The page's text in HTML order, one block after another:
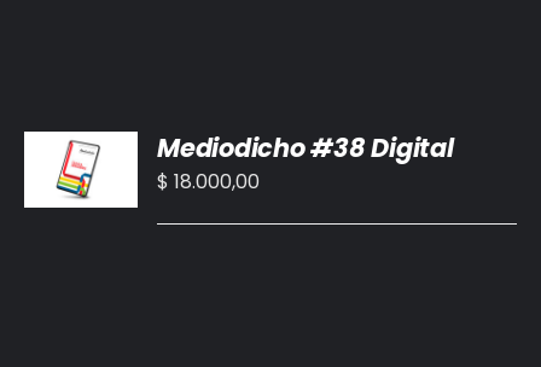
AL
CARRITO
/
Mediodicho #38 Digital
$ 18.000,00